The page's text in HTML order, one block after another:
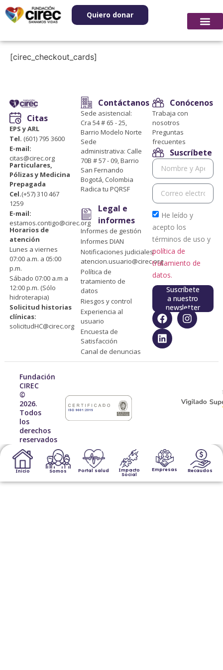
Quiero donar
[cirec_checkout_cards]
Citas
EPS y ARL
Tel. (601) 795 3600
E-mail:
citas@cirec.org
Particulares,
Pólizas y Medicina
Prepagada
Cel.(+57) 310 467
1259
E-mail:
estamos.contigo@cirec.org
Horarios de
atención
Lunes a viernes
07:00 a.m. a 05:00
p.m.
Sábado 07:00 a.m a
12:00 p.m. (Sólo
hidroterapia)
Solicitud historias
clínicas:
solicitudHC@cirec.org
Contáctanos
Sede asistencial:
Cra 54 # 65 - 25,
Barrio Modelo Norte
Sede
administrativa: Calle
70B # 57 - 09, Barrio
San Fernando
Bogotá, Colombia
Radica tu PQRSF
Legal e
informes
Informes de gestión
Informes DIAN
Notificaciones judiciales:
atencion.usuario@cirec.org
Política de
tratamiento de
datos
Riesgos y control
Experiencia al
usuario
Encuesta de
Satisfacción
Canal de denuncias
Conócenos
Trabaja con
nosotros
Preguntas
frecuentes
Suscríbete
He leído y
acepto los
términos de uso y
política de
tratamiento de
datos.
Suscríbete
a nuestro
newsletter
Fundación
CIREC
©
2026.
Todos
los
derechos
reservados
Inicio Somos Portal salud
Impacto
Social
Empresas Recaudos